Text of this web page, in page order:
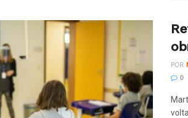
POR
0